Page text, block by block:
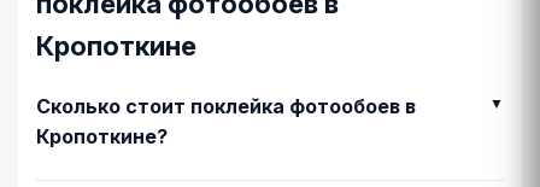
Кропоткине
Сколько стоит поклейка фотообоев в
Кропоткине?